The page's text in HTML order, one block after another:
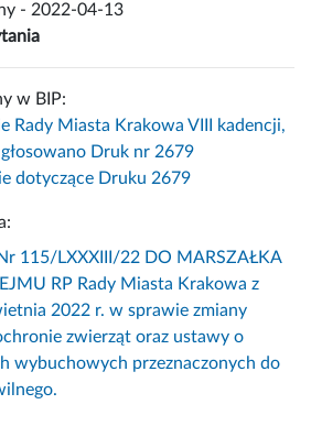
- 2022-04-13
w BIP:
Rady Miasta Krakowa VIII kadencji,
Druk nr 2679
dotyczące Druku 2679
115/LXXXIII/22 DO MARSZAŁKA
RP Rady Miasta Krakowa z
2022 r. w sprawie zmiany
zwierząt oraz ustawy o
wybuchowych przeznaczonych do